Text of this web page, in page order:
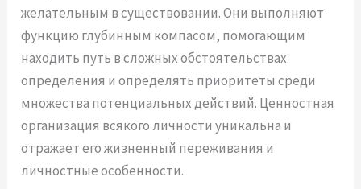
желательным в существовании. Они выполняют
функцию глубинным компасом, помогающим
находить путь в сложных обстоятельствах
определения и определять приоритеты среди
множества потенциальных действий. Ценностная
организация всякого личности уникальна и
отражает его жизненный переживания и
личностные особенности.